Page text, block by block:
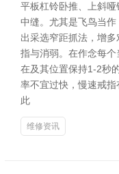
平板杠铃卧推、上斜
中缝。尤其是飞鸟当
出采选窄距抓法，增
指与消弱。在作念每
在及其位置保持1-2秒
率不宜过快，慢速戒
此
维修资讯